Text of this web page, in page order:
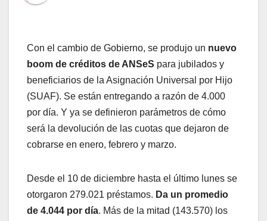
Con el cambio de Gobierno, se produjo un nuevo
boom de créditos de ANSeS para jubilados y
beneficiarios de la Asignación Universal por Hijo
(SUAF). Se están entregando a razón de 4.000
por día. Y ya se definieron parámetros de cómo
será la devolución de las cuotas que dejaron de
cobrarse en enero, febrero y marzo.
Desde el 10 de diciembre hasta el último lunes se
otorgaron 279.021 préstamos. Da un promedio
de 4.044 por día. Más de la mitad (143.570) los